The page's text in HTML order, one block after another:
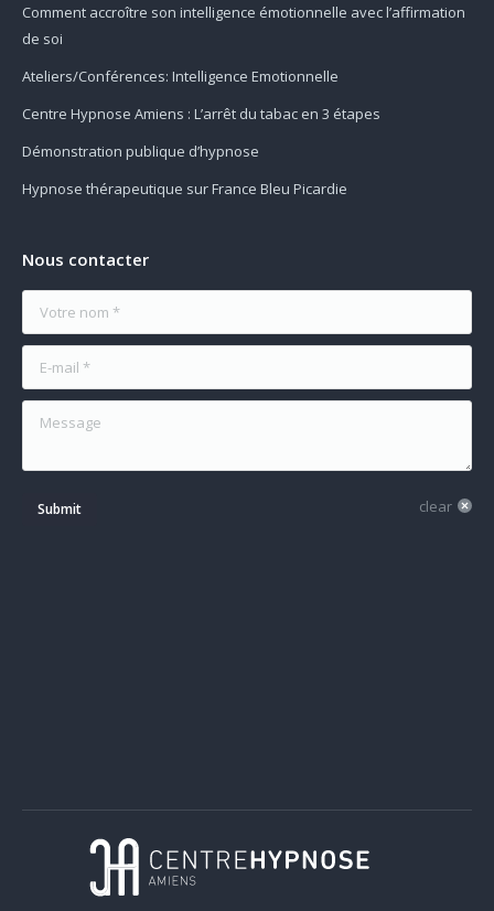
Comment accroître son intelligence émotionnelle avec l’affirmation
de soi
Ateliers/Conférences: Intelligence Emotionnelle
Centre Hypnose Amiens : L’arrêt du tabac en 3 étapes
Démonstration publique d’hypnose
Hypnose thérapeutique sur France Bleu Picardie
Nous contacter
Submit clear